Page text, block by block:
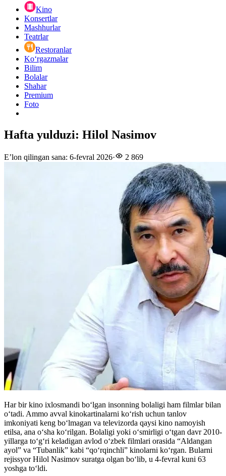
Kino
Konsertlar
Mashhurlar
Teatrlar
Restoranlar
Ko‘rgazmalar
Bilim
Bolalar
Shahar
Premium
Foto
Hafta yulduzi: Hilol Nasimov
E’lon qilingan sana: 6-fevral 2026· 2 869
Har bir kino ixlosmandi boʻlgan insonning bolaligi ham filmlar bilan
oʻtadi. Ammo avval kinokartinalarni koʻrish uchun tanlov
imkoniyati keng boʻlmagan va televizorda qaysi kino namoyish
etilsa, ana oʻsha koʻrilgan. Bolaligi yoki oʻsmirligi oʻtgan davr 2010-
yillarga toʻgʻri keladigan avlod oʻzbek filmlari orasida “Aldangan
ayol” va “Tubanlik” kabi “qoʻrqinchli” kinolarni koʻrgan. Bularni
rejissyor Hilol Nasimov suratga olgan boʻlib, u 4-fevral kuni 63
yoshga toʻldi.